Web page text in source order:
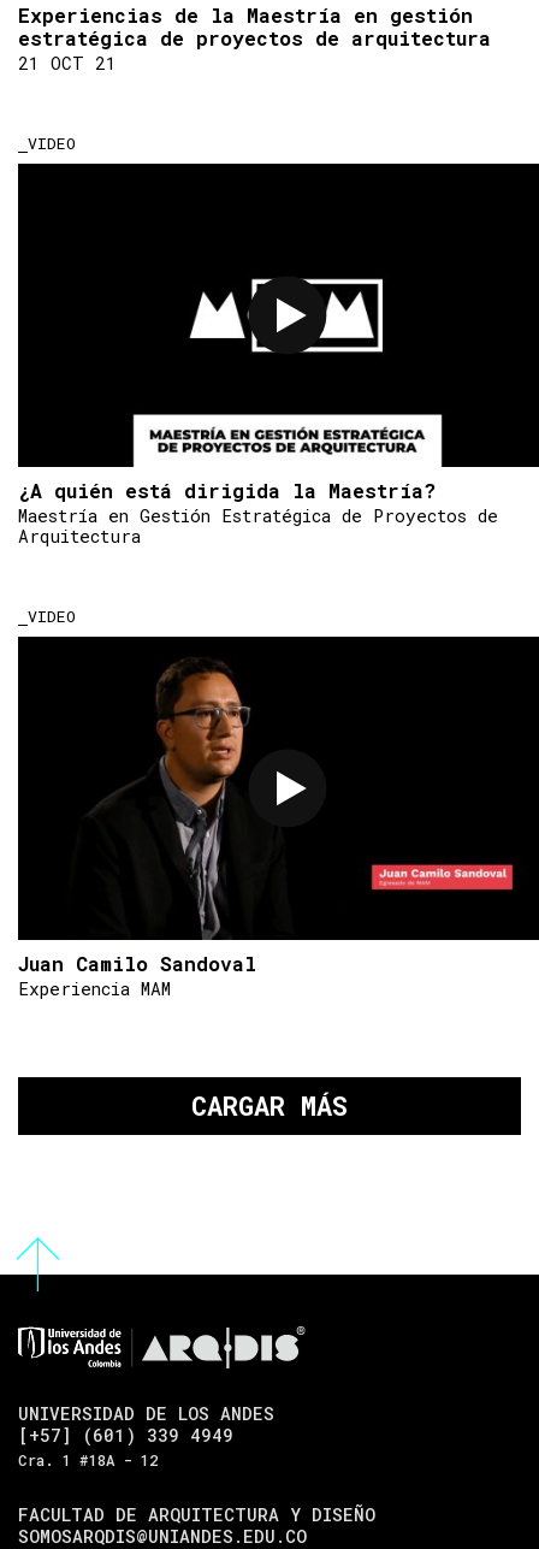
Experiencias de la Maestría en gestión
estratégica de proyectos de arquitectura
21 OCT 21
VIDEO
¿A quién está dirigida la Maestría?
Maestría en Gestión Estratégica de Proyectos de
Arquitectura
VIDEO
Juan Camilo Sandoval
Experiencia MAM
CARGAR MÁS
UNIVERSIDAD DE LOS ANDES
[+57] (601) 339 4949
Cra. 1 #18A - 12
FACULTAD DE ARQUITECTURA Y DISEÑO
SOMOSARQDIS@UNIANDES.EDU.CO